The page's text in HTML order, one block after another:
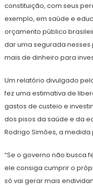
constituição, com seus
exemplo, em saúde e
orçamento público
dar uma segurada
mais de dinheiro para
Um relatório divulgado
fez uma estimativa de
gastos de custeio e
dos pisos da saúde e da
Rodrigo Simões, a medida
“Se o governo não busca
ele consiga cumprir o
só vai gerar mais